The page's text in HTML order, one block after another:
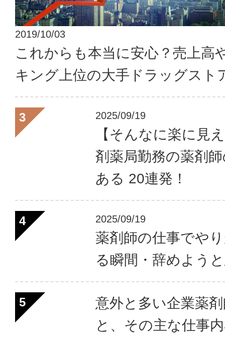
2019/10/03
これからも本当に安心？売上高
キング上位の大手ドラッグスト
2025/09/19
【そんなに楽に見
剤薬局勤務の薬剤
ある 20連発！
2025/09/19
薬剤師の仕事でや
る瞬間・辞めよう
意外と多い企業薬
と、その主な仕事